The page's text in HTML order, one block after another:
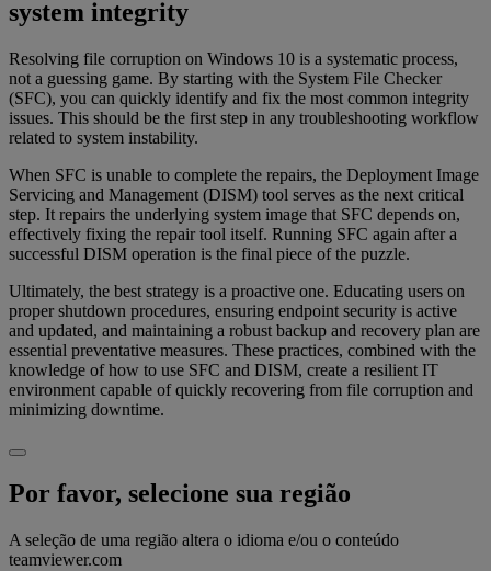
system integrity
Resolving file corruption on Windows 10 is a systematic process,
not a guessing game. By starting with the System File Checker
(SFC), you can quickly identify and fix the most common integrity
issues. This should be the first step in any troubleshooting workflow
related to system instability.
When SFC is unable to complete the repairs, the Deployment Image
Servicing and Management (DISM) tool serves as the next critical
step. It repairs the underlying system image that SFC depends on,
effectively fixing the repair tool itself. Running SFC again after a
successful DISM operation is the final piece of the puzzle.
Ultimately, the best strategy is a proactive one. Educating users on
proper shutdown procedures, ensuring endpoint security is active
and updated, and maintaining a robust backup and recovery plan are
essential preventative measures. These practices, combined with the
knowledge of how to use SFC and DISM, create a resilient IT
environment capable of quickly recovering from file corruption and
minimizing downtime.
Por favor, selecione sua região
A seleção de uma região altera o idioma e/ou o conteúdo
teamviewer.com